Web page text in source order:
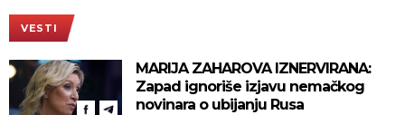
VESTI
MARIJA ZAHAROVA IZNERVIRANA:
Zapad ignoriše izjavu nemačkog
novinara o ubijanju Rusa